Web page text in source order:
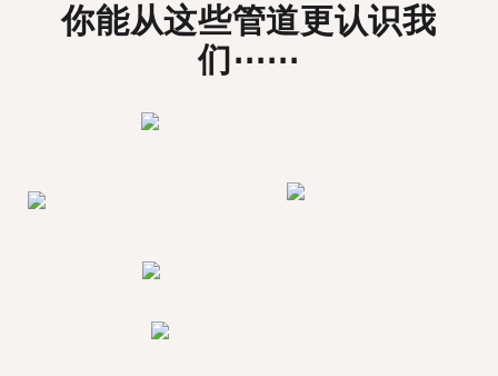
你能从这些管道更认识我
们⋯⋯